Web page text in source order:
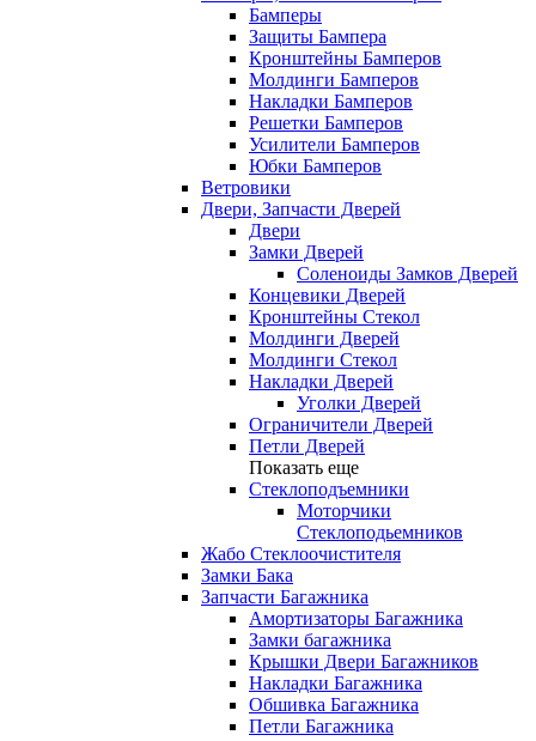
Бамперы
Защиты Бампера
Кронштейны Бамперов
Молдинги Бамперов
Накладки Бамперов
Решетки Бамперов
Усилители Бамперов
Юбки Бамперов
Ветровики
Двери, Запчасти Дверей
Двери
Замки Дверей
Соленоиды Замков Дверей
Концевики Дверей
Кронштейны Стекол
Молдинги Дверей
Молдинги Стекол
Накладки Дверей
Уголки Дверей
Ограничители Дверей
Петли Дверей
Показать еще
Стеклоподъемники
Моторчики
Стеклоподьемников
Жабо Стеклоочистителя
Замки Бака
Запчасти Багажника
Амортизаторы Багажника
Замки багажника
Крышки Двери Багажников
Накладки Багажника
Обшивка Багажника
Петли Багажника